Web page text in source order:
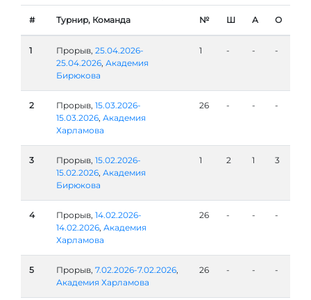
# Турнир, Команда № Ш А О
1 Прорыв, 25.04.2026-
25.04.2026, Академия
Бирюкова
1 - - -
2 Прорыв, 15.03.2026-
15.03.2026, Академия
Харламова
26 - - -
3 Прорыв, 15.02.2026-
15.02.2026, Академия
Бирюкова
1 2 1 3
4 Прорыв, 14.02.2026-
14.02.2026, Академия
Харламова
26 - - -
5 Прорыв, 7.02.2026-7.02.2026,
Академия Харламова
26 - - -